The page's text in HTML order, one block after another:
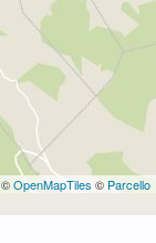
©OpenMapTiles © Parcello